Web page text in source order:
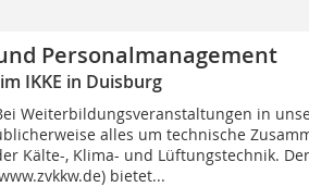
Personalmanagement
IKKE in Duisburg
Weiterbildungsveranstaltungen in
alles um technische
Kälte-, Klima- und Lüftungstechnik. Der
bietet...